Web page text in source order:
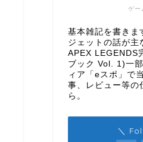
ゲー
基本雑記を書きま
ジェットの話が主
APEX LEGENDS
ブック Vol. 1)一
ィア「eスポ」で
事、レビュー等の
ら。
＼